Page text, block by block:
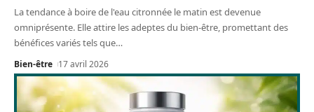
La tendance à boire de l'eau citronnée le matin est devenue
omniprésente. Elle attire les adeptes du bien-être, promettant des
bénéfices variés tels que…
Bien-être 17 avril 2026